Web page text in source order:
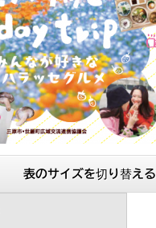
表のサイズを切り替える